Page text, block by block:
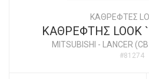
ΚΑΘΡΕΦΤΕΣ
ΚΑΘΡΕΦΤΗΣ LOOK
MITSUBISHI - LANCER
#81274